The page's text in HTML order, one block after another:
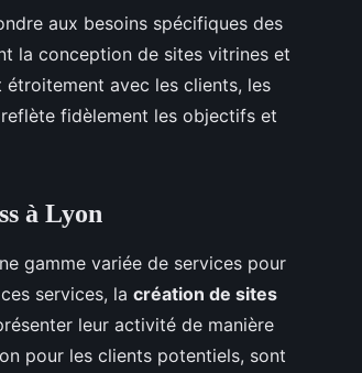
aux besoins spécifiques des
la conception de sites vitrines et
avec les clients, les
fidèlement les objectifs et
à Lyon
gamme variée de services pour
services, la création de sites
leur activité de manière
pour les clients potentiels, sont